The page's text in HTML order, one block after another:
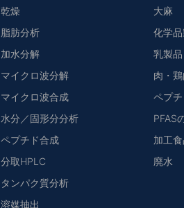
乾燥
脂肪分析
加水分解
マイクロ波分解
マイクロ波合成
水分／固形分分析
ペプチド合成
分取HPLC
タンパク質分析
溶媒抽出
大麻
化学
乳製品
肉・
ペプチ
PFAS
加工
廃水